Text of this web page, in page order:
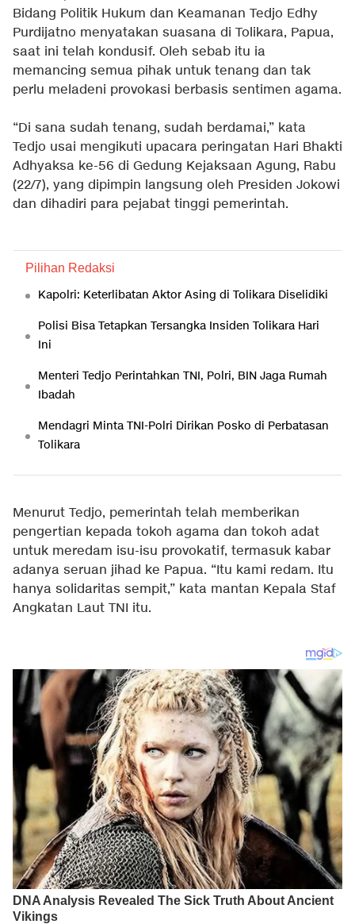
Bidang Politik Hukum dan Keamanan Tedjo Edhy
Purdijatno menyatakan suasana di Tolikara, Papua,
saat ini telah kondusif. Oleh sebab itu ia
memancing semua pihak untuk tenang dan tak
perlu meladeni provokasi berbasis sentimen agama.
“Di sana sudah tenang, sudah berdamai,” kata
Tedjo usai mengikuti upacara peringatan Hari Bhakti
Adhyaksa ke-56 di Gedung Kejaksaan Agung, Rabu
(22/7), yang dipimpin langsung oleh Presiden Jokowi
dan dihadiri para pejabat tinggi pemerintah.
Pilihan Redaksi
Kapolri: Keterlibatan Aktor Asing di Tolikara Diselidiki
Polisi Bisa Tetapkan Tersangka Insiden Tolikara Hari
Ini
Menteri Tedjo Perintahkan TNI, Polri, BIN Jaga Rumah
Ibadah
Mendagri Minta TNI-Polri Dirikan Posko di Perbatasan
Tolikara
Menurut Tedjo, pemerintah telah memberikan
pengertian kepada tokoh agama dan tokoh adat
untuk meredam isu-isu provokatif, termasuk kabar
adanya seruan jihad ke Papua. “Itu kami redam. Itu
hanya solidaritas sempit,” kata mantan Kepala Staf
Angkatan Laut TNI itu.